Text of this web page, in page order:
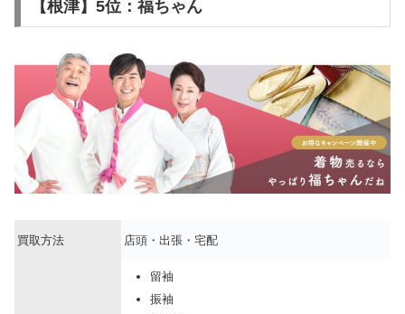
【根津】5位：福ちゃん
買取方法 店頭・出張・宅配
留袖
振袖